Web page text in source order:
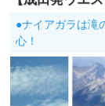
●ナイアガラは滝
心！